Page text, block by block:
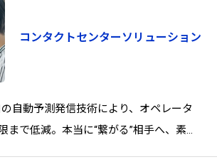
コンタクトセンターソリューション
自動予測発信技術により、オペレータ
まで低減。本当に“繋がる”相手へ、素早